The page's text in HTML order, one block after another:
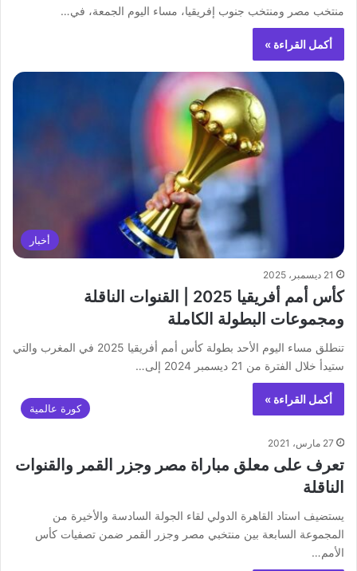
منتخب مصر ومنتخب جنوب إفريقيا، مساء اليوم الجمعة، في…
أكمل القراءة »
أخبار
21 ديسمبر، 2025
كأس أمم أفريقيا 2025 | القنوات الناقلة
ومجموعات البطولة الكاملة
تنطلق مساء اليوم الأحد بطولة كأس أمم أفريقيا 2025 في المغرب والتي
ستيدأ خلال الفترة من 21 ديسمبر 2024 إلى…
أكمل القراءة »
كورة عالمية
27 مارس، 2021
تعرف على معلق مباراة مصر وجزر القمر والقنوات
الناقلة
يستضيف استاد القاهرة الدولي لقاء الجولة السادسة والأخيرة من
المجموعة السابعة بين منتخبي مصر وجزر القمر ضمن تصفيات كأس
الأمم…